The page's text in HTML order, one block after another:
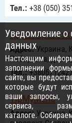
Тел.: +38 (050)
Адрес:Украина,
Виборзька, дом
Тел.:
TipMyMenu
Адрес:Украина,
Уведомление о
данных
Настоящим
заполнении
сайте, вы
которые будут
ваши запросы,
сервиса,
каталоге.